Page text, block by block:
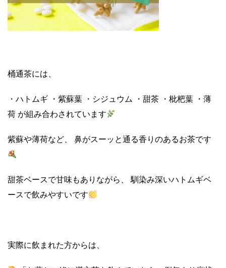
桶通茶には、
・ハトムギ ・紫蘇葉 ・シジュウム ・甜茶 ・枇杷葉 ・薄
荷 が組み合わされています
紫蘇や薄荷など、 鼻がスーッと通る香りのあるお茶です
甜茶ベースで甘味もありながら、 馴染み深いハトムギベ
ースで飲みやすいです
実際に飲まれた方からは、